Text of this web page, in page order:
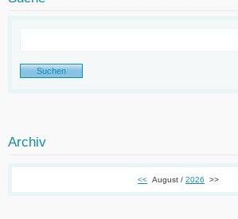
Archiv
<< August / 2026 >>